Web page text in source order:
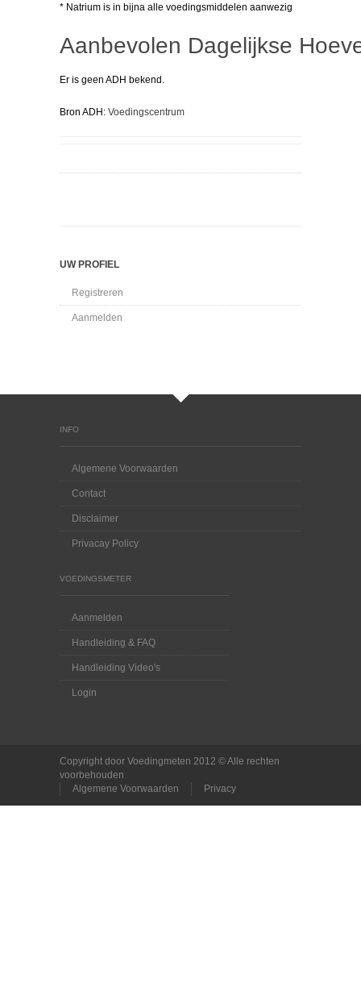
* Natrium is in bijna alle voedingsmiddelen aanwezig
Aanbevolen Dagelijkse
Er is geen ADH bekend.
Bron ADH: Voedingscentrum
UW PROFIEL
Registreren
Aanmelden
INFO
Algemene Voorwaarden
Contact
Disclaimer
Privacay Policy
VOEDINGSMETER
Aanmelden
Handleiding & FAQ
Handleiding Video's
Login
Copyright door Voedingmeten 2012 © Alle rechten
voorbehouden
Algemene Voorwaarden
Privacy